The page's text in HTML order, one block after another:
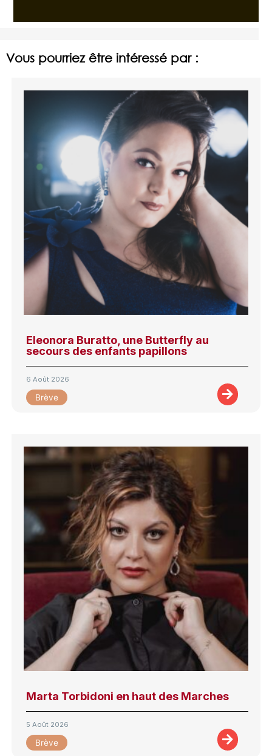
Vous pourriez être intéressé par :
Eleonora Buratto, une Butterfly au
secours des enfants papillons
6 Août 2026
Brève
Marta Torbidoni en haut des Marches
5 Août 2026
Brève